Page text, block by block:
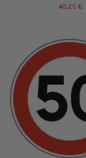
40,25 €